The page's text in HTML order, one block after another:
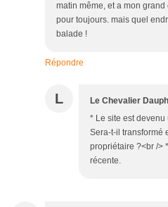
matin même, et a mon
pour toujours. mais quel
balade !
Répondre
L Le Chevalier
* Le site est
Sera-t-il transformé
propriétaire ?<br />
récente.